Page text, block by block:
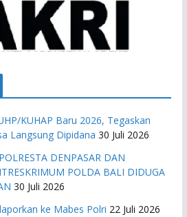
KUHAP Baru 2026, Tegaskan
Langsung Dipidana 30 Juli 2026
DENPASAR DAN
POLDA BALI DIDUGA
30 Juli 2026
ke Mabes Polri 22 Juli 2026